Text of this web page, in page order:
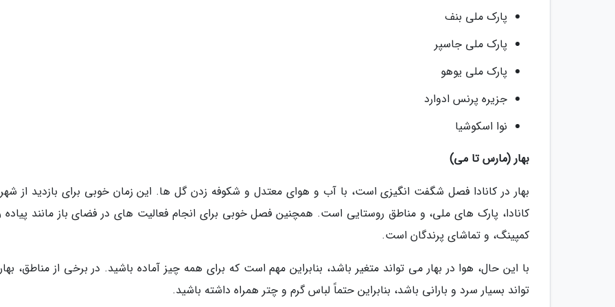
پارک ملی بنف
پارک ملی جاسپر
پارک ملی یوهو
جزیره پرنس ادوارد
نوا اسکوشیا
بهار (مارس تا می)
بهار در کانادا فصل شگفت انگیزی است، با آب و هوای معتدل و شکوفه زدن گل ها. این زمان خوبی برای بازدید از
کانادا، پارک های ملی، و مناطق روستایی است. همچنین فصل خوبی برای انجام فعالیت های در فضای باز مانند پیاده
کمپینگ، و تماشای پرندگان است.
با این حال، هوا در بهار می تواند متغیر باشد، بنابراین مهم است که برای همه چیز آماده باشید. در برخی از مناطق،
تواند بسیار سرد و بارانی باشد، بنابراین حتماً لباس گرم و چتر همراه داشته باشید.